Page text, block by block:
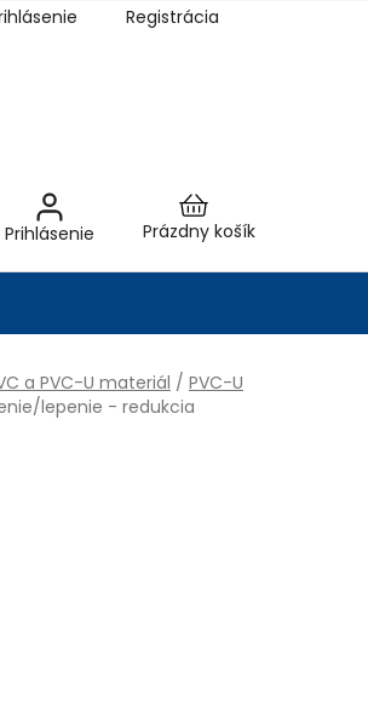
Registrácia
Prihlásenie
Nákupný
Prázdny košík
a PVC-U materiál / PVC-U
lepenie - redukcia